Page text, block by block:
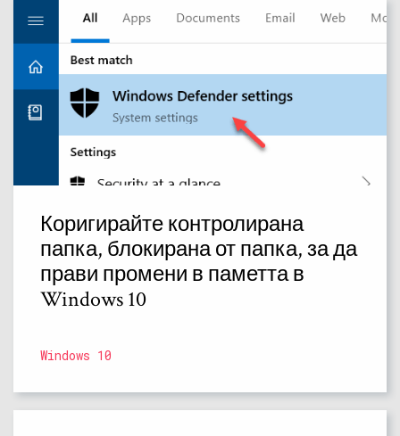
Коригирайте контролирана
папка, блокирана от папка, за да
прави промени в паметта в
Windows 10
Windows 10